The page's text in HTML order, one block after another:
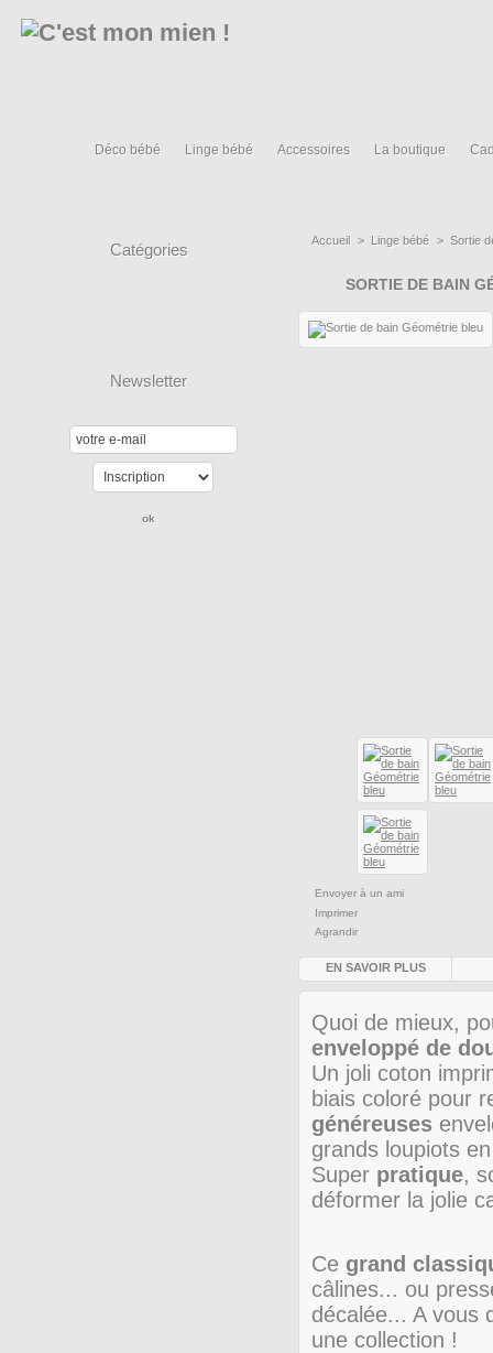
Déco bébé Linge bébé Accessoires La boutique
Catégories
Newsletter
Accueil > Linge bébé > Sortie
SORTIE DE BAIN
Envoyer à un ami
Imprimer
Agrandir
EN SAVOIR PLUS
Quoi de mieux,
enveloppé de
Un joli coton
biais coloré pour
généreuses
grands loupiots
Super pratique,
déformer la jolie
Ce grand
câlines... ou
décalée... A vous
une collection !